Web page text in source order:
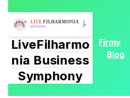
LiveFilharmo
nia Business
Symphony
Firmy
Blog